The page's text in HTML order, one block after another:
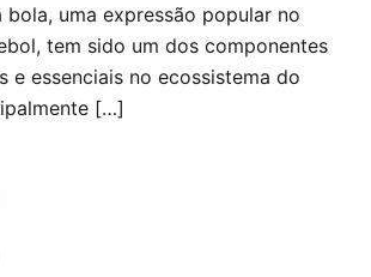
bola, uma expressão popular no
tem sido um dos componentes
e essenciais no ecossistema do
[…]